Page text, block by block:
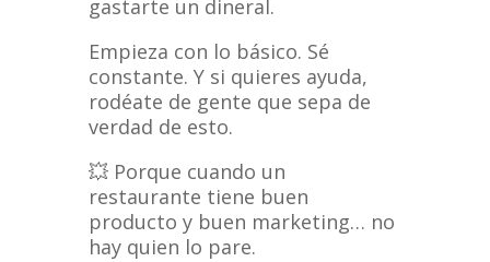
gastarte un dineral.
Empieza con lo básico. Sé
constante. Y si quieres ayuda,
rodéate de gente que sepa de
verdad de esto.
💥 Porque cuando un
restaurante tiene buen
producto y buen marketing… no
hay quien lo pare.